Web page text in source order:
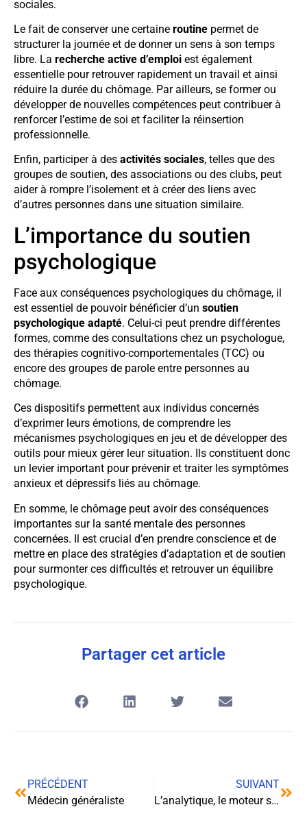
sociales.
Le fait de conserver une certaine routine permet de
structurer la journée et de donner un sens à son temps
libre. La recherche active d’emploi est également
essentielle pour retrouver rapidement un travail et ainsi
réduire la durée du chômage. Par ailleurs, se former ou
développer de nouvelles compétences peut contribuer à
renforcer l’estime de soi et faciliter la réinsertion
professionnelle.
Enfin, participer à des activités sociales, telles que des
groupes de soutien, des associations ou des clubs, peut
aider à rompre l’isolement et à créer des liens avec
d’autres personnes dans une situation similaire.
L’importance du soutien
psychologique
Face aux conséquences psychologiques du chômage, il
est essentiel de pouvoir bénéficier d’un soutien
psychologique adapté. Celui-ci peut prendre différentes
formes, comme des consultations chez un psychologue,
des thérapies cognitivo-comportementales (TCC) ou
encore des groupes de parole entre personnes au
chômage.
Ces dispositifs permettent aux individus concernés
d’exprimer leurs émotions, de comprendre les
mécanismes psychologiques en jeu et de développer des
outils pour mieux gérer leur situation. Ils constituent donc
un levier important pour prévenir et traiter les symptômes
anxieux et dépressifs liés au chômage.
En somme, le chômage peut avoir des conséquences
importantes sur la santé mentale des personnes
concernées. Il est crucial d’en prendre conscience et de
mettre en place des stratégies d’adaptation et de soutien
pour surmonter ces difficultés et retrouver un équilibre
psychologique.
Partager cet article
PRÉCÉDENT
Médecin généraliste
SUIVANT
L’analytique, le moteur secret des campagnes marketing performantes